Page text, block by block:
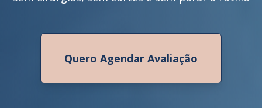
Quero Agendar Avaliação